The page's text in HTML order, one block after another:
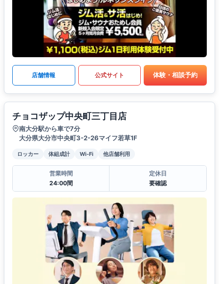
店舗情報 公式サイト 体験・相談予約
チョコザップ中央町三丁目店
南大分駅から車で7分
大分県大分市中央町3-2-26マイフ若草1F
ロッカー 体組成計 Wi-Fi 他店舗利用
営業時間
24:00間
定休日
要確認